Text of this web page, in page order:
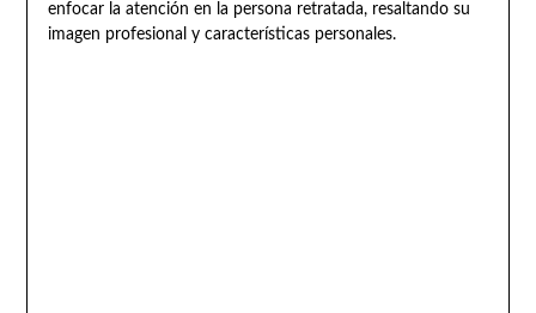
enfocar la atención en la persona retratada, resaltando su
imagen profesional y características personales.